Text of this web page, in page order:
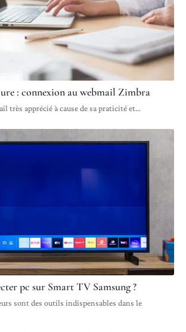
: connexion au webmail Zimbra
très apprécié à cause de sa praticité et…
pc sur Smart TV Samsung ?
sont des outils indispensables dans le